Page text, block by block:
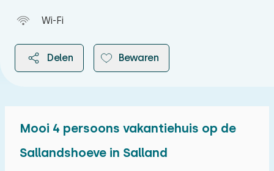
Wi-Fi
Delen Bewaren
Mooi 4 persoons vakantiehuis op de
Sallandshoeve in Salland